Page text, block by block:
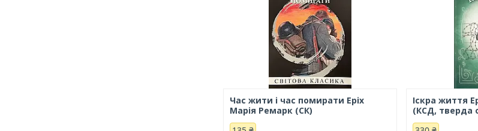
Час жити і час помирати Еріх
Марія Ремарк (СК)
Іскра життя
(КСД, тверда